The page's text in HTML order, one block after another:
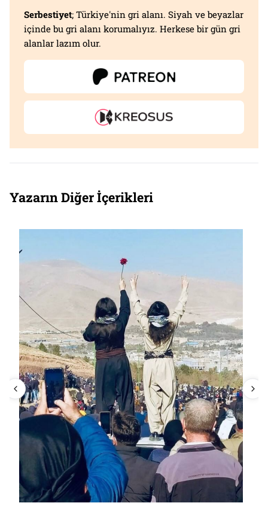
Serbestiyet; Türkiye'nin gri alanı. Siyah ve beyazlar
içinde bu gri alanı korumalıyız. Herkese bir gün gri
alanlar lazım olur.
Yazarın Diğer İçerikleri